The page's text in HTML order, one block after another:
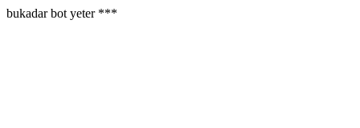
bukadar bot yeter ***